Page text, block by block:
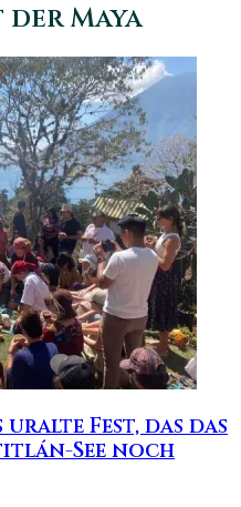
Maya
uralte Fest, das das
See noch